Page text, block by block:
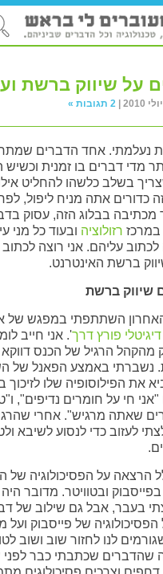
על שיווק ברשת
2 תגובות »
נעלמתי. אחד הדברים
מדי דברים בו זמנית וכשיש
בשלב כלשהו להחליט
כדורים אתה מניח ליפול,
בבלוג הזה, עסוק
רזולוציה ובעוד כל מני
עליהם. אני רוצה
ברשת האינטרנט.
שיווק ברשת
השתתפתי במפגש של
דיגיטלי פורץ דרך'. אני חייב
מהקהל הרגיל של הכנס דווקא
נשברתי באמצע הפאנל של
את הפילוסופיה שלו
חי על חומרים נדיפים",
שאתה מרגיש". אחרי
לעזוב כדי לנסוע לשיבא
הרצאה על הפסיכולוגיה של
ובטוויטר. מדובר
בעבר, אבל גם שילוב של
של פייסבוק ועל
לנו לחזור שוב ושוב
שהדברים שכתבתי כבר לפני